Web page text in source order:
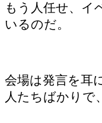
もう人任せ、イ
いるのだ。
会場は発言を耳
人たちばかりで